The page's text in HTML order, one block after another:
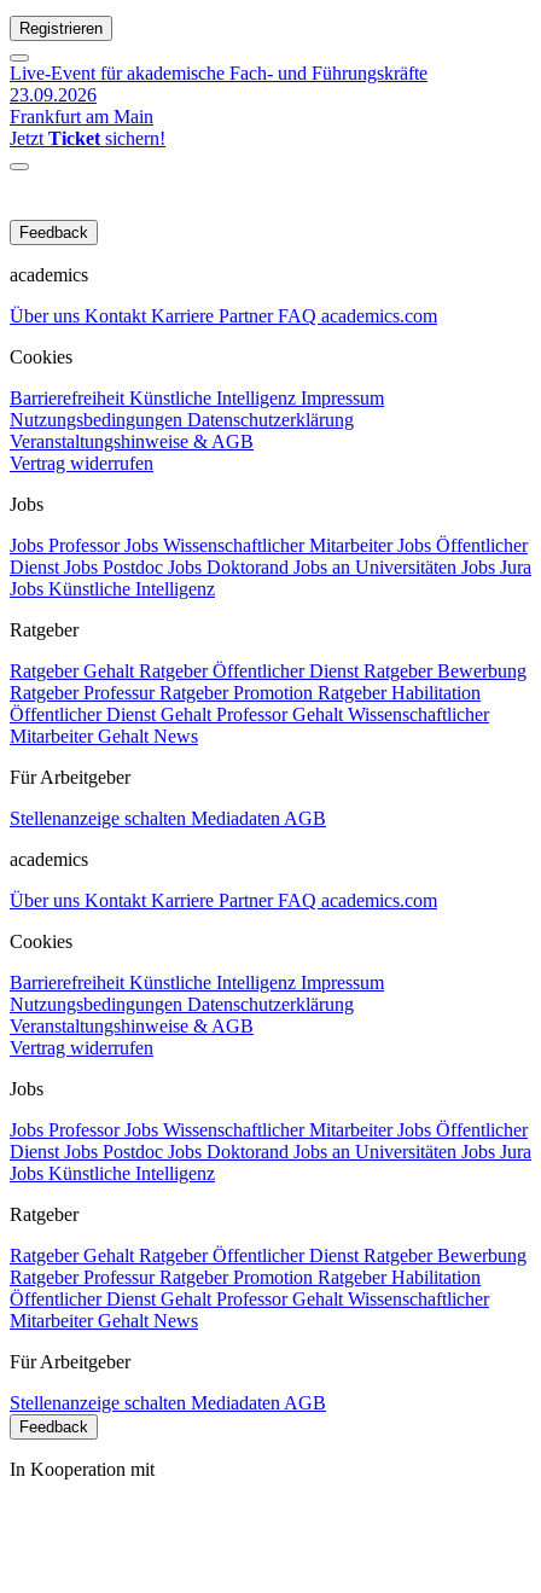
Registrieren
Live-Event für akademische Fach- und Führungskräfte
23.09.2026
Frankfurt am Main
Jetzt Ticket sichern!
Feedback
academics
Über uns Kontakt Karriere PartnerFAQ academics.com
Cookies
Barrierefreiheit Künstliche Intelligenz Impressum
Nutzungsbedingungen Datenschutzerklärung
Veranstaltungshinweise & AGB
Vertrag widerrufen
Jobs
Jobs ProfessorJobs Wissenschaftlicher MitarbeiterJobs Öffentlicher
Dienst Jobs Postdoc Jobs Doktorand Jobs an Universitäten Jobs Jura
Jobs Künstliche Intelligenz
Ratgeber
Ratgeber Gehalt Ratgeber Öffentlicher Dienst Ratgeber Bewerbung
Ratgeber ProfessurRatgeber Promotion Ratgeber Habilitation
Öffentlicher Dienst Gehalt Professor Gehalt Wissenschaftlicher
Mitarbeiter Gehalt News
Für Arbeitgeber
Stellenanzeige schalten Mediadaten AGB
academics
Über uns Kontakt Karriere PartnerFAQ academics.com
Cookies
Barrierefreiheit Künstliche Intelligenz Impressum
Nutzungsbedingungen Datenschutzerklärung
Veranstaltungshinweise & AGB
Vertrag widerrufen
Jobs
Jobs ProfessorJobs Wissenschaftlicher MitarbeiterJobs Öffentlicher
Dienst Jobs Postdoc Jobs Doktorand Jobs an Universitäten Jobs Jura
Jobs Künstliche Intelligenz
Ratgeber
Ratgeber Gehalt Ratgeber Öffentlicher Dienst Ratgeber Bewerbung
Ratgeber ProfessurRatgeber Promotion Ratgeber Habilitation
Öffentlicher Dienst Gehalt Professor Gehalt Wissenschaftlicher
Mitarbeiter Gehalt News
Für Arbeitgeber
Stellenanzeige schalten Mediadaten AGB
Feedback
In Kooperation mit